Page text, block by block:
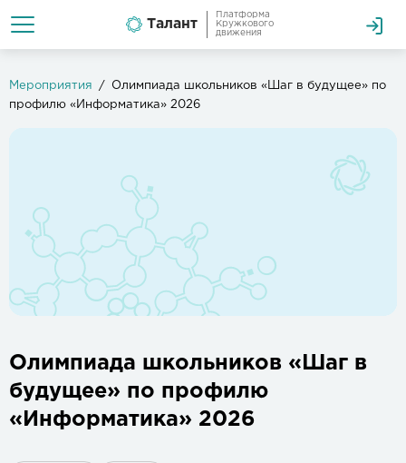
Талант
Платформа
Кружкового
движения
Мероприятия
Олимпиада школьников «Шаг в будущее» по
профилю «Информатика» 2026
Олимпиада школьников «Шаг в
будущее» по профилю
«Информатика» 2026